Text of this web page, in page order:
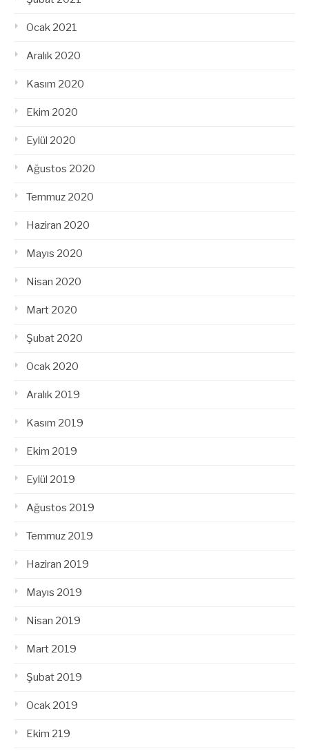
Ocak 2021
Aralık 2020
Kasım 2020
Ekim 2020
Eylül 2020
Ağustos 2020
Temmuz 2020
Haziran 2020
Mayıs 2020
Nisan 2020
Mart 2020
Şubat 2020
Ocak 2020
Aralık 2019
Kasım 2019
Ekim 2019
Eylül 2019
Ağustos 2019
Temmuz 2019
Haziran 2019
Mayıs 2019
Nisan 2019
Mart 2019
Şubat 2019
Ocak 2019
Ekim 219